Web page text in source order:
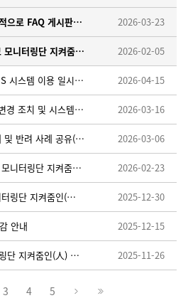
★지켜줌인(人) 활동 시 지속적으로 FAQ 게시판을 확인해 주세요! 2026-03-23
2026년 미디어 자살유발정보 모니터링단 지켜줌인(人) 모집 안내 2026-02-05
시스템 오류 수정을 위한 SIMS 시스템 이용 일시중단 안내 ※ 26. 4. 15. (수) 18:00~18:10 2026-04-15
SIMS 일간 보고서 등록건수 변경 조치 및 시스템 적용을 위한 임시 중단 안내 ※26.3.19.(목) 오후 18:00~18:30 2026-03-16
게시물 URL 등록 방식 재안내 및 반려 사례 공유(필독) 2026-03-06
2026년 미디어 자살유발정보 모니터링단 지켜줌인(人) 활동가이드 업로드 안내 2026-02-23
2025년 미디어 자살정보 모니터링단 지켜줌인(人) 우수활동자 선정 안내 2025-12-30
안내 2025-12-15
2025년 자살유발정보 모니터링단 지켜줌인(人) 추가 모집 안내 2025-11-26
3 4 5